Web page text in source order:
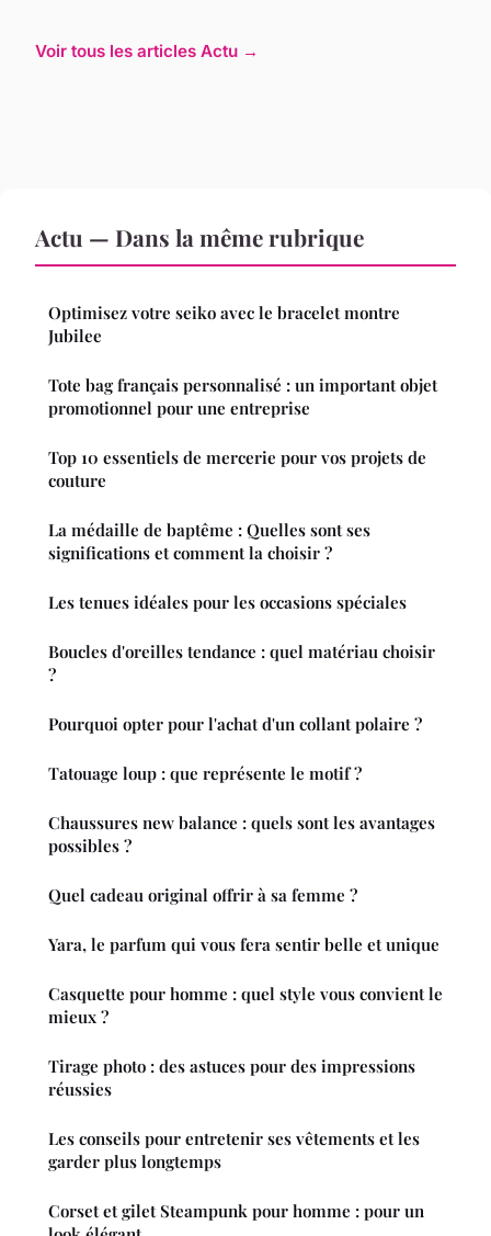
Voir tous les articles Actu →
Actu — Dans la même rubrique
Optimisez votre seiko avec le bracelet montre
Jubilee
Tote bag français personnalisé : un important objet
promotionnel pour une entreprise
Top 10 essentiels de mercerie pour vos projets de
couture
La médaille de baptême : Quelles sont ses
significations et comment la choisir ?
Les tenues idéales pour les occasions spéciales
Boucles d'oreilles tendance : quel matériau choisir
?
Pourquoi opter pour l'achat d'un collant polaire ?
Tatouage loup : que représente le motif ?
Chaussures new balance : quels sont les avantages
possibles ?
Quel cadeau original offrir à sa femme ?
Yara, le parfum qui vous fera sentir belle et unique
Casquette pour homme : quel style vous convient le
mieux ?
Tirage photo : des astuces pour des impressions
réussies
Les conseils pour entretenir ses vêtements et les
garder plus longtemps
Corset et gilet Steampunk pour homme : pour un